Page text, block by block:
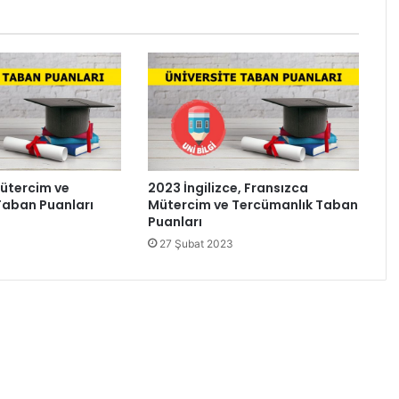
ve
Puanları
2023 İngilizce, Fransızca
Mütercim ve Tercümanlık Taban
Puanları
27 Şubat 2023